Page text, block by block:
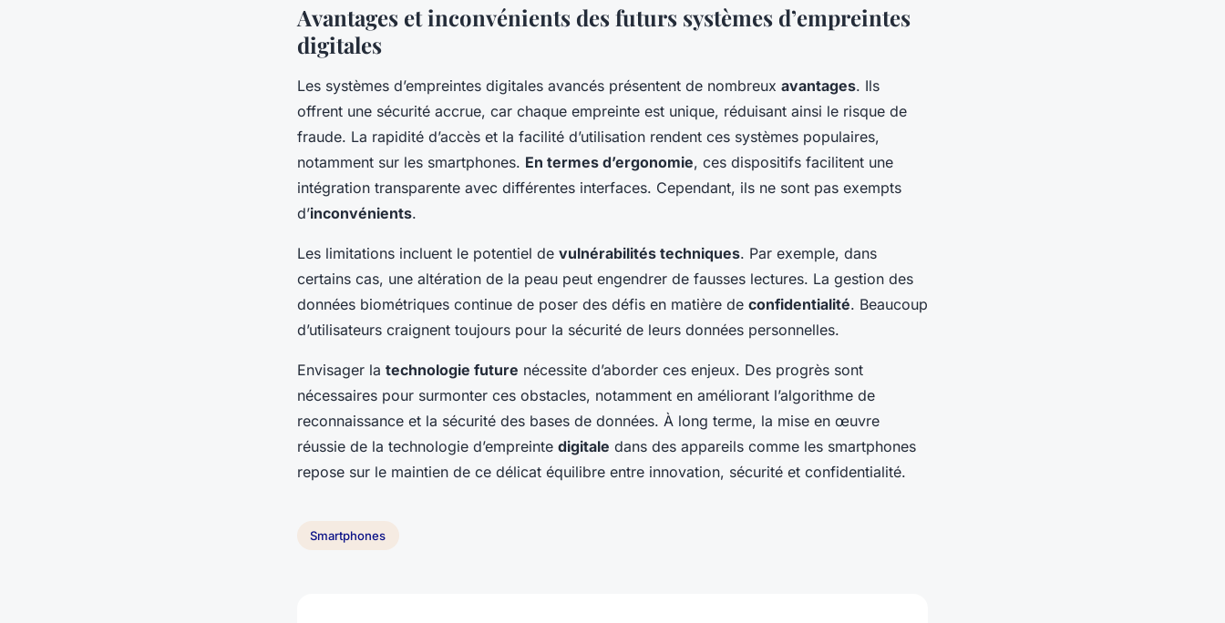
Avantages et inconvénients des futurs systèmes d’empreintes
digitales
Les systèmes d’empreintes digitales avancés présentent de nombreux avantages. Ils
offrent une sécurité accrue, car chaque empreinte est unique, réduisant ainsi le risque de
fraude. La rapidité d’accès et la facilité d’utilisation rendent ces systèmes populaires,
notamment sur les smartphones. En termes d’ergonomie, ces dispositifs facilitent une
intégration transparente avec différentes interfaces. Cependant, ils ne sont pas exempts
d’inconvénients.
Les limitations incluent le potentiel de vulnérabilités techniques. Par exemple, dans
certains cas, une altération de la peau peut engendrer de fausses lectures. La gestion des
données biométriques continue de poser des défis en matière de confidentialité. Beaucoup
d’utilisateurs craignent toujours pour la sécurité de leurs données personnelles.
Envisager la technologie future nécessite d’aborder ces enjeux. Des progrès sont
nécessaires pour surmonter ces obstacles, notamment en améliorant l’algorithme de
reconnaissance et la sécurité des bases de données. À long terme, la mise en œuvre
réussie de la technologie d’empreinte digitale dans des appareils comme les smartphones
repose sur le maintien de ce délicat équilibre entre innovation, sécurité et confidentialité.
Smartphones